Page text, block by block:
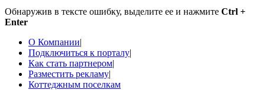
Обнаружив в тексте ошибку, выделите ее и нажмите Ctrl +
Enter
О Компании|
Подключиться к порталу|
Как стать партнером|
Разместить рекламу|
Коттеджным поселкам